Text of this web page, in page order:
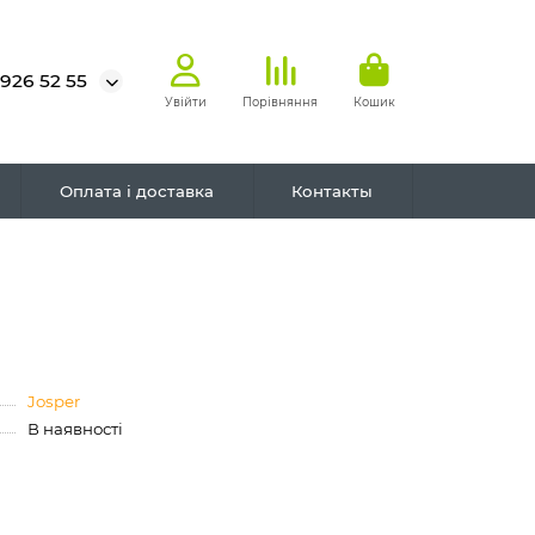
52 55
Увійти Порівняння Кошик
Оплата і доставка Контакты
Josper
В наявності